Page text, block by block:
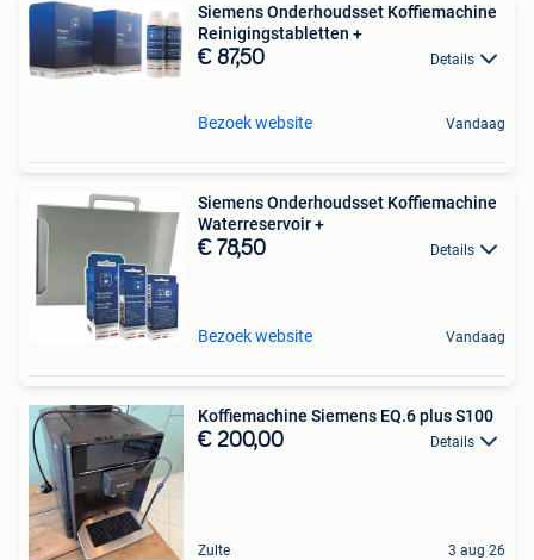
Siemens Onderhoudsset Koffiemachine
Reinigingstabletten +
€ 87,50 Details
Bezoek website Vandaag
Siemens Onderhoudsset Koffiemachine
Waterreservoir +
€ 78,50 Details
Bezoek website Vandaag
Koffiemachine Siemens EQ.6 plus S100
€ 200,00 Details
Zulte 3 aug 26